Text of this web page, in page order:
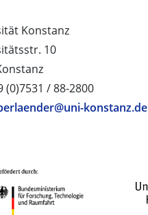
Konstanz
10
(0)7531 / 88-2800
konstanz.de